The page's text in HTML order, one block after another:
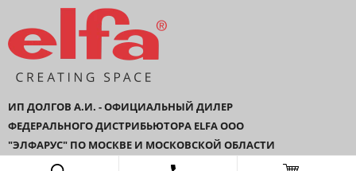
ИП ДОЛГОВ А.И. - ОФИЦИАЛЬНЫЙ ДИЛЕР
ФЕДЕРАЛЬНОГО ДИСТРИБЬЮТОРА ELFA ООО
"ЭЛФАРУС" ПО МОСКВЕ И МОСКОВСКОЙ ОБЛАСТИ